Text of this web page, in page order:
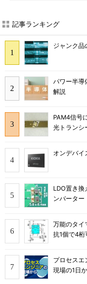
記事ランキング
ジャンク品
パワー半導
解説
PAM4信号
光トランシ
オンデバイ
LDO置き
ンバーター
万能のタイ
抗1個で4桁
プロセスエ
現場の1日